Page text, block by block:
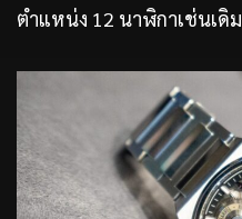
ตำแหน่ง 12 นาฬิกาเช่นเดิม